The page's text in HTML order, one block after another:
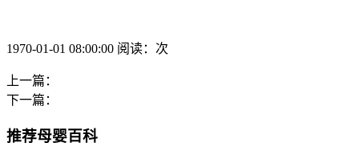
1970-01-01 08:00:00 阅读：次
上一篇：
下一篇：
推荐母婴百科